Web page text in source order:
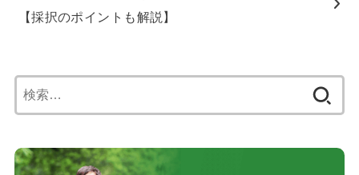
【採択のポイントも解説】
索: